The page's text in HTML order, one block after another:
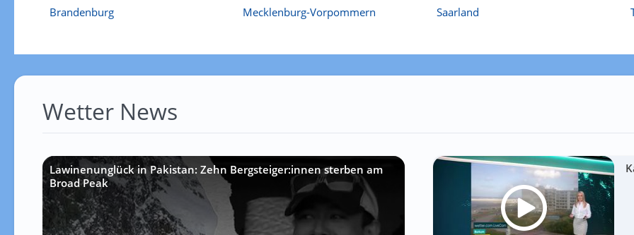
Brandenburg
Mecklenburg-Vorpommern
Saarland
Wetter News
Lawinenunglück in Pakistan: Zehn Bergsteiger:innen sterben am
Broad Peak